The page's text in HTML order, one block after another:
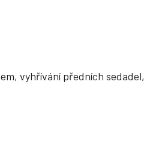
vyhřívání předních sedadel,